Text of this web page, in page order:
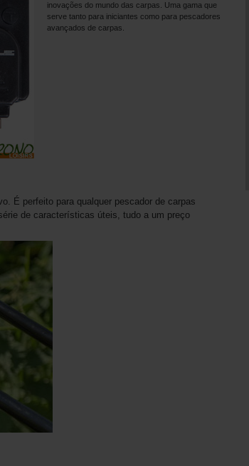
inovações do mundo das carpas. Uma gama que
serve tanto para iniciantes como para pescadores
avançados de carpas.
É perfeito para qualquer pescador de carpas
de características úteis, tudo a um preço